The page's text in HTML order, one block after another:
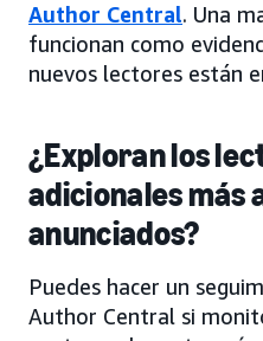
Author Central. Una
funcionan como
nuevos lectores están
¿Exploran los
adicionales más
anunciados?
Puedes hacer un
Author Central si